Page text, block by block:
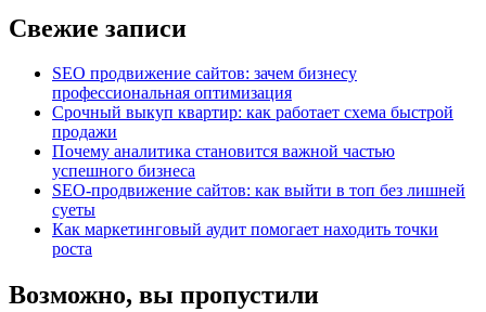
Свежие записи
SEO продвижение сайтов: зачем бизнесу
профессиональная оптимизация
Срочный выкуп квартир: как работает схема быстрой
продажи
Почему аналитика становится важной частью
успешного бизнеса
SEO-продвижение сайтов: как выйти в топ без лишней
суеты
Как маркетинговый аудит помогает находить точки
роста
Возможно, вы пропустили